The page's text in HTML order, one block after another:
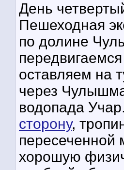
День
Пешеходная
по долине
оставляем на
через
водопада
сторону,
пересеченной
хорошую